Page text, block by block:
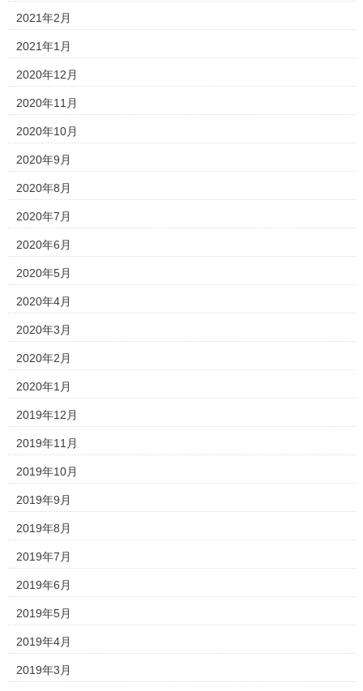
2021年2月
2021年1月
2020年12月
2020年11月
2020年10月
2020年9月
2020年8月
2020年7月
2020年6月
2020年5月
2020年4月
2020年3月
2020年2月
2020年1月
2019年12月
2019年11月
2019年10月
2019年9月
2019年8月
2019年7月
2019年6月
2019年5月
2019年4月
2019年3月